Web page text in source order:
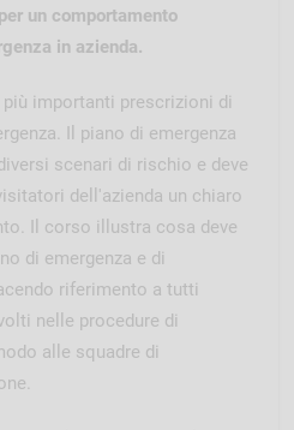
per un comportamento
in azienda.
importanti prescrizioni di
Il piano di emergenza
scenari di rischio e deve
dell'azienda un chiaro
Il corso illustra cosa deve
di emergenza e di
riferimento a tutti
nelle procedure di
alle squadre di